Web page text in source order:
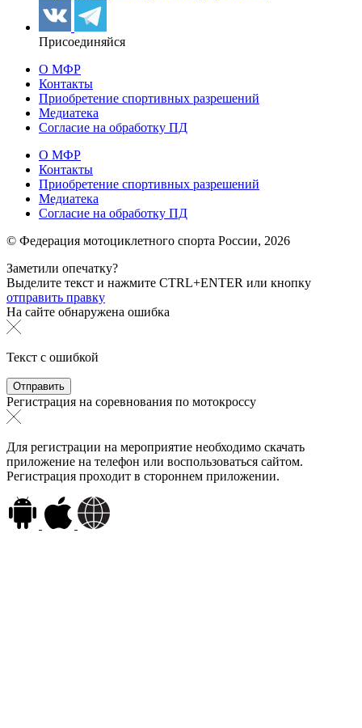
Присоединяйся
О МФР
Контакты
Приобретение спортивных разрешений
Медиатека
Согласие на обработку ПД
О МФР
Контакты
Приобретение спортивных разрешений
Медиатека
Согласие на обработку ПД
© Федерация мотоциклетного спорта России, 2026
Заметили опечатку?
Выделите текст и нажмите CTRL+ENTER или кнопку
отправить правку
На сайте обнаружена ошибка
Текст с ошибкой
Регистрация на соревнования по мотокроссу
Для регистрации на мероприятие необходимо скачать
приложение на телефон или воспользоваться сайтом.
Регистрация проходит в стороннем приложении.